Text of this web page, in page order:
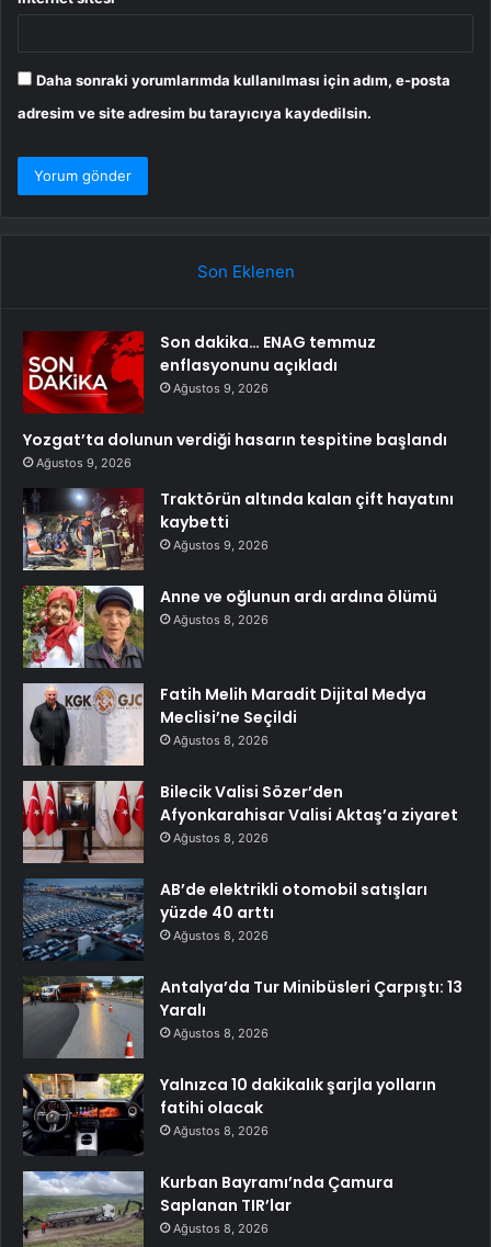
Daha sonraki yorumlarımda kullanılması için adım, e-posta
adresim ve site adresim bu tarayıcıya kaydedilsin.
Son Eklenen
Son dakika… ENAG temmuz
enflasyonunu açıkladı
Ağustos 9, 2026
Yozgat’ta dolunun verdiği hasarın tespitine başlandı
Ağustos 9, 2026
Traktörün altında kalan çift hayatını
kaybetti
Ağustos 9, 2026
Anne ve oğlunun ardı ardına ölümü
Ağustos 8, 2026
Fatih Melih Maradit Dijital Medya
Meclisi’ne Seçildi
Ağustos 8, 2026
Bilecik Valisi Sözer’den
Afyonkarahisar Valisi Aktaş’a ziyaret
Ağustos 8, 2026
AB’de elektrikli otomobil satışları
yüzde 40 arttı
Ağustos 8, 2026
Antalya’da Tur Minibüsleri Çarpıştı: 13
Yaralı
Ağustos 8, 2026
Yalnızca 10 dakikalık şarjla yolların
fatihi olacak
Ağustos 8, 2026
Kurban Bayramı’nda Çamura
Saplanan TIR’lar
Ağustos 8, 2026